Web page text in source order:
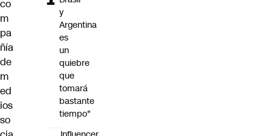
co
m
pa
ñía
de
m
ed
ios
so
y
Argentina
es
un
quiebre
que
tomará
bastante
tiempo"